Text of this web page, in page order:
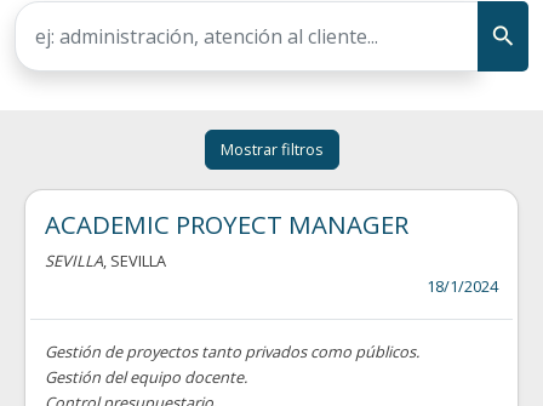
Mostrar filtros
ACADEMIC PROYECT MANAGER
SEVILLA, SEVILLA
18/1/2024
Gestión de proyectos tanto privados como públicos.
Gestión del equipo docente.